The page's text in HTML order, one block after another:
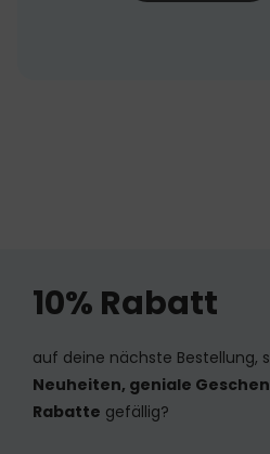
10% Rabatt
auf deine nächste Bestellung,
Neuheiten, geniale
Rabatte gefällig?